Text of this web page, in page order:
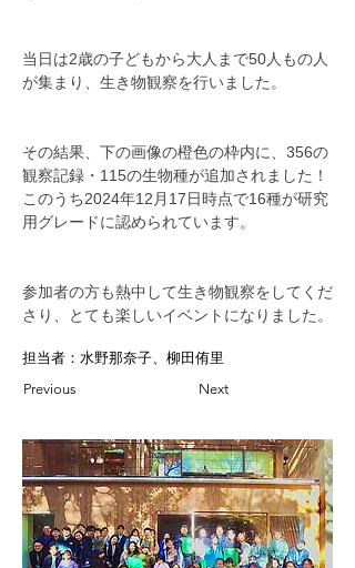
当日は2歳の子どもから大人まで50人もの人
が集まり、生き物観察を行いました。
その結果、下の画像の橙色の枠内に、356の
観察記録・115の生物種が追加されました！
このうち2024年12月17日時点で16種が研究
用グレードに認められています。
参加者の方も熱中して生き物観察をしてくだ
さり、とても楽しいイベントになりました。
担当者：水野那奈子、柳田侑里
Previous
Next